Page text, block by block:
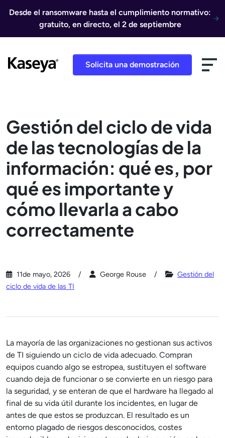
Desde el ransomware hasta el cumplimiento normativo:
gratuito, en directo, el 2 de septiembre
Solicita una demostración
Gestión del ciclo de vida
de las tecnologías de la
información: qué es, por
qué es importante y
cómo llevarla a cabo
correctamente
11de mayo, 2026 George Rouse
Gestión del
ciclo de vida de las TI
La mayoría de las organizaciones no gestionan sus activos
de TI siguiendo un ciclo de vida adecuado. Compran
equipos cuando algo se estropea, sustituyen el software
cuando deja de funcionar o se convierte en un riesgo para
la seguridad, y se enteran de que el hardware ha llegado al
final de su vida útil durante los incidentes, en lugar de
antes de que estos se produzcan. El resultado es un
entorno plagado de riesgos desconocidos, costes